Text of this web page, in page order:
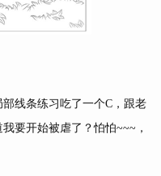
线条练习吃了一个C，跟老
要开始被虐了？怕怕~~~，